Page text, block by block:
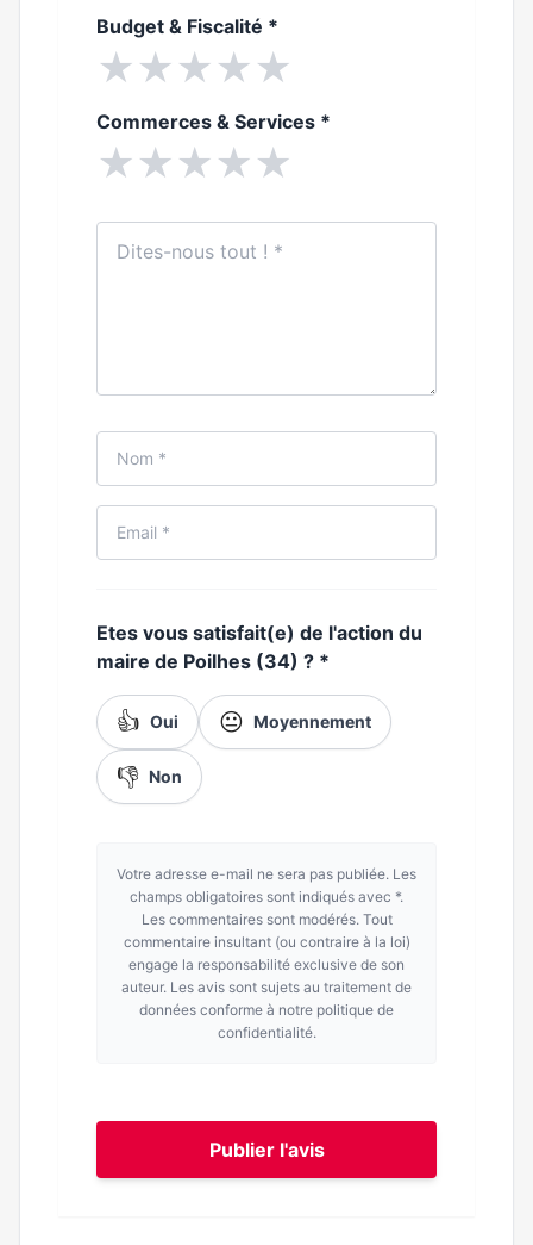
Budget & Fiscalité *
★★★★★
Commerces & Services *
★★★★★
Etes vous satisfait(e) de l'action du
maire de Poilhes (34) ? *
👍 Oui 😐 Moyennement
👎 Non
Votre adresse e-mail ne sera pas publiée. Les
champs obligatoires sont indiqués avec *.
Les commentaires sont modérés. Tout
commentaire insultant (ou contraire à la loi)
engage la responsabilité exclusive de son
auteur. Les avis sont sujets au traitement de
données conforme à notre politique de
confidentialité.
Publier l'avis